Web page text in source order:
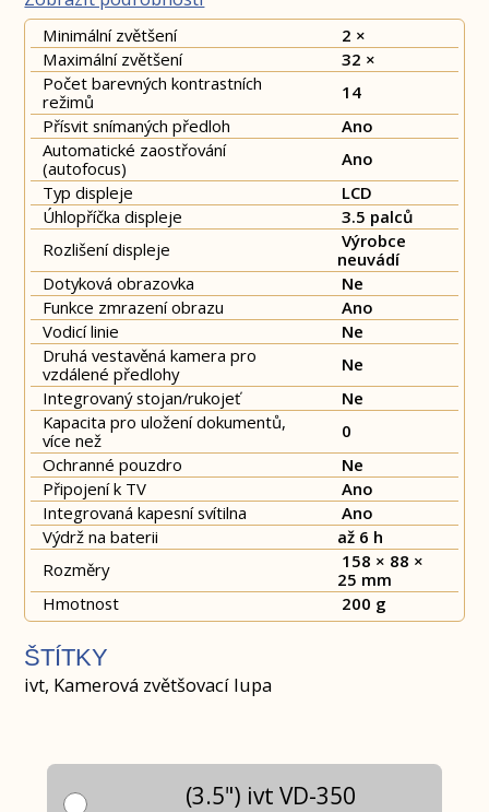
Minimální zvětšení
2 ×
Maximální zvětšení
32 ×
Počet barevných kontrastních
režimů
14
Přísvit snímaných předloh
Ano
Automatické zaostřování
(autofocus)
Ano
Typ displeje
LCD
Úhlopříčka displeje
3.5 palců
Rozlišení displeje
Výrobce
neuvádí
Dotyková obrazovka
Ne
Funkce zmrazení obrazu
Ano
Vodicí linie
Ne
Druhá vestavěná kamera pro
vzdálené předlohy
Ne
Integrovaný stojan/rukojeť
Ne
Kapacita pro uložení dokumentů,
více než
0
Ochranné pouzdro
Ne
Připojení k TV
Ano
Integrovaná kapesní svítilna
Ano
Výdrž na baterii
až 6 h
Rozměry
158 × 88 ×
25 mm
Hmotnost
200 g
ŠTÍTKY
ivt, Kamerová zvětšovací lupa
(3.5") ivt VD-350